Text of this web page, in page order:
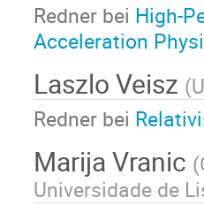
Redner bei High-
Acceleration
Laszlo Veisz (
Redner bei
Marija Vranic (
Universidade de